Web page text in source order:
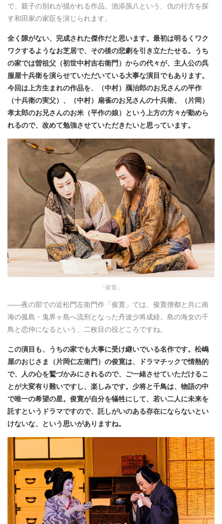
で、親子の別れが描かれる作品。池添孫八という、仇の行方を探
す和田家の家臣を演じられます。
全く隙がない、完成された傑作だと思います。最初は明るくワク
ワクするようなお芝居で、その後の悲劇を引き立たたせる。うち
の家では曽祖父（初世中村吉右衛門）からの代々が、主人公の呉
服屋十兵衛を演らせていただいている大事な演目でもあります。
今回は上方生まれの作品を、（中村）鴈治郎のお兄さんの平作
（十兵衛の実父）、（中村）扇雀のお兄さんの十兵衛、（片岡）
孝太郎のお兄さんのお米（平作の娘）という上方の方々が勤めら
れるので、改めて勉強させていただきたいと思っています。
「俊寛」
――夜の部での近松門左衛門作「俊寛」では、俊寛僧都と共に南
海の孤島・鬼界ヶ島へ流刑となった丹波少将成経。島の海女の千
鳥と恋仲になるという、二枚目の役どころですね。
この演目も、うちの家でも大事に受け継いでいる名作です。松嶋
屋のおじさま（片岡仁左衛門）の俊寛は、ドラマチックで情熱的
で、人の心を鷲づかみにされるので、ご一緒させていただけるこ
とが大変有り難いですし、楽しみです。少将と千鳥は、物語の中
で唯一の希望の星。俊寛が自分を犠牲にして、若い二人に未来を
託すというドラマですので、託しがいのある存在にならないとい
けないな、という思いがありますね。